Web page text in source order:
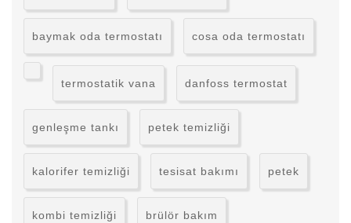
baymak oda termostatı cosa oda termostatı
termostatik vana danfoss termostat
genleşme tankı petek temizliği
kalorifer temizliği tesisat bakımı petek
kombi temizliği brülör bakım